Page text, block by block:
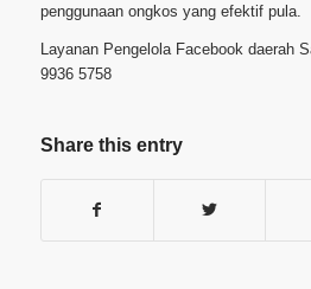
penggunaan ongkos yang efektif pula.
Layanan Pengelola Facebook daerah
9936 5758
Share this entry